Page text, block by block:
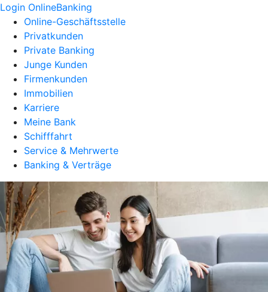
Login OnlineBanking
Online-Geschäftsstelle
Privatkunden
Private Banking
Junge Kunden
Firmenkunden
Immobilien
Karriere
Meine Bank
Schifffahrt
Service & Mehrwerte
Banking & Verträge